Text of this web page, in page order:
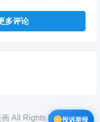
多评论
All Rights Reserved.
投诉举报